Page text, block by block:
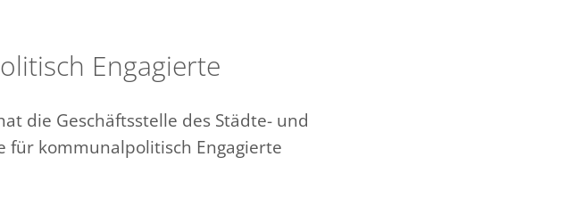
Engagierte
die Geschäftsstelle des Städte- und
für kommunalpolitisch Engagierte